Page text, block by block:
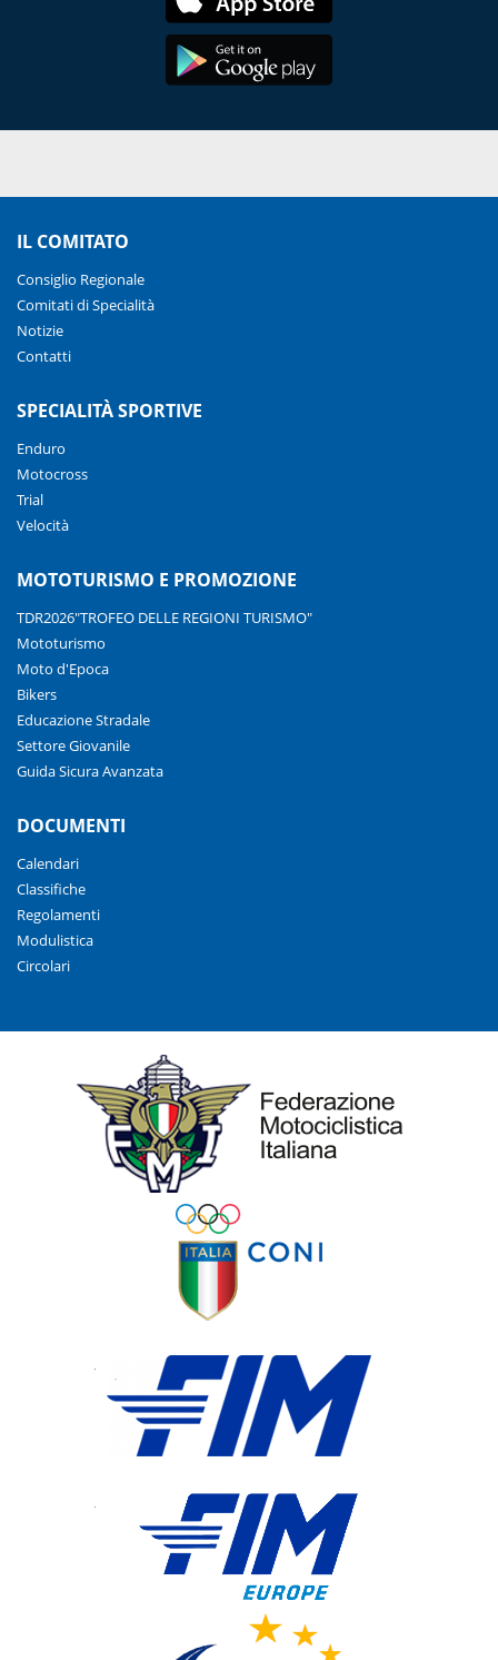
IL COMITATO
Consiglio Regionale
Comitati di Specialità
Notizie
Contatti
SPECIALITÀ SPORTIVE
Enduro
Motocross
Trial
Velocità
MOTOTURISMO E PROMOZIONE
TDR2026"TROFEO DELLE REGIONI TURISMO"
Mototurismo
Moto d'Epoca
Bikers
Educazione Stradale
Settore Giovanile
Guida Sicura Avanzata
DOCUMENTI
Calendari
Classifiche
Regolamenti
Modulistica
Circolari